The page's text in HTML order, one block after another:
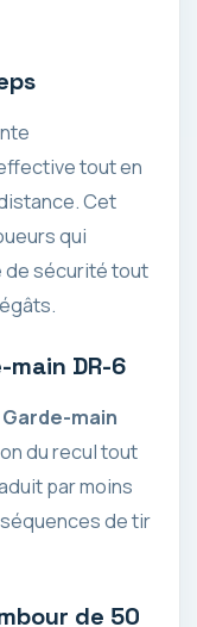
tout en
Cet
qui
de sécurité tout
DR-6
Garde-main
du recul tout
par moins
de tir
de 50